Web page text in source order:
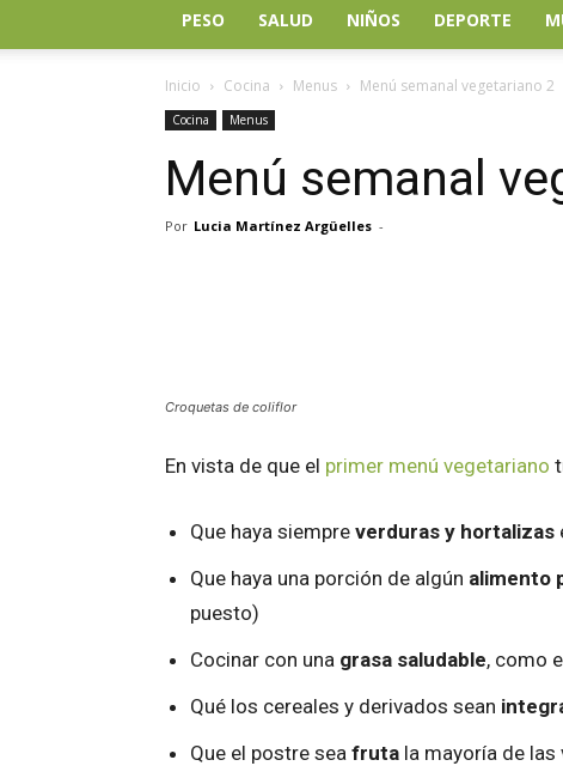
PESO SALUD NIÑOS DEPORTE
Inicio Cocina Menus Menú semanal vegetariano 2
Cocina Menus
Menú semanal
Por Lucia Martínez Argüelles -
Croquetas de coliflor
En vista de que el primer menú vegetariano
Que haya siempre verduras y hortalizas
Que haya una porción de algún alimento
puesto)
Cocinar con una grasa saludable, como
Qué los cereales y derivados sean
Que el postre sea fruta la mayoría de las